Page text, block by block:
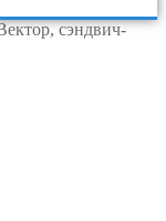
сэндвич-